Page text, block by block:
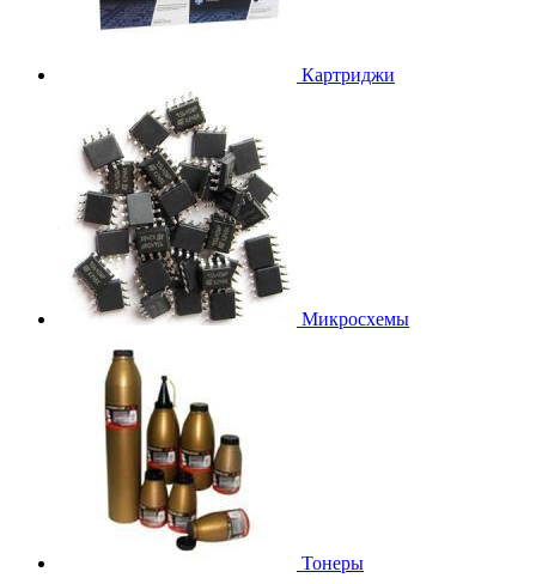
Картриджи
Микросхемы
Тонеры